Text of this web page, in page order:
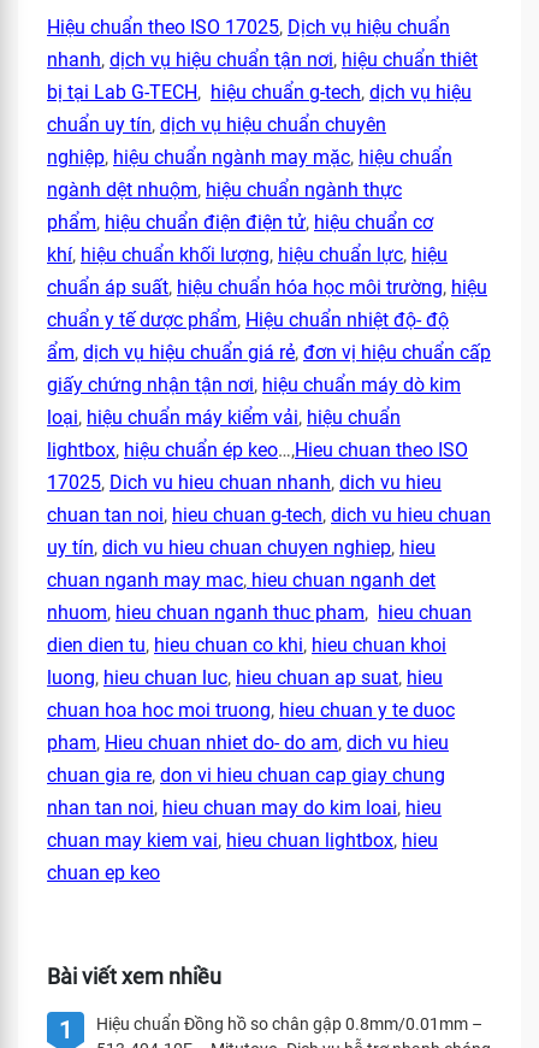
Hiệu chuẩn theo ISO 17025, Dịch vụ hiệu chuẩn
nhanh, dịch vụ hiệu chuẩn tận nơi, hiệu chuẩn thiêt
bị tại Lab G-TECH, hiệu chuẩn g-tech, dịch vụ hiệu
chuẩn uy tín, dịch vụ hiệu chuẩn chuyên
nghiệp, hiệu chuẩn ngành may mặc, hiệu chuẩn
ngành dệt nhuộm, hiệu chuẩn ngành thực
phẩm, hiệu chuẩn điện điện tử, hiệu chuẩn cơ
khí, hiệu chuẩn khối lượng, hiệu chuẩn lực, hiệu
chuẩn áp suất, hiệu chuẩn hóa học môi trường, hiệu
chuẩn y tế dược phẩm, Hiệu chuẩn nhiệt độ- độ
ẩm, dịch vụ hiệu chuẩn giá rẻ, đơn vị hiệu chuẩn cấp
giấy chứng nhận tận nơi, hiệu chuẩn máy dò kim
loại, hiệu chuẩn máy kiểm vải, hiệu chuẩn
lightbox, hiệu chuẩn ép keo…,Hieu chuan theo ISO
17025, Dich vu hieu chuan nhanh, dich vu hieu
chuan tan noi, hieu chuan g-tech, dich vu hieu chuan
uy tín, dich vu hieu chuan chuyen nghiep, hieu
chuan nganh may mac, hieu chuan nganh det
nhuom, hieu chuan nganh thuc pham, hieu chuan
dien dien tu, hieu chuan co khi, hieu chuan khoi
luong, hieu chuan luc, hieu chuan ap suat, hieu
chuan hoa hoc moi truong, hieu chuan y te duoc
pham, Hieu chuan nhiet do- do am, dich vu hieu
chuan gia re, don vi hieu chuan cap giay chung
nhan tan noi, hieu chuan may do kim loai, hieu
chuan may kiem vai, hieu chuan lightbox, hieu
chuan ep keo
Bài viết xem nhiều
1
Hiệu chuẩn Đồng hồ so chân gập 0.8mm/0.01mm –